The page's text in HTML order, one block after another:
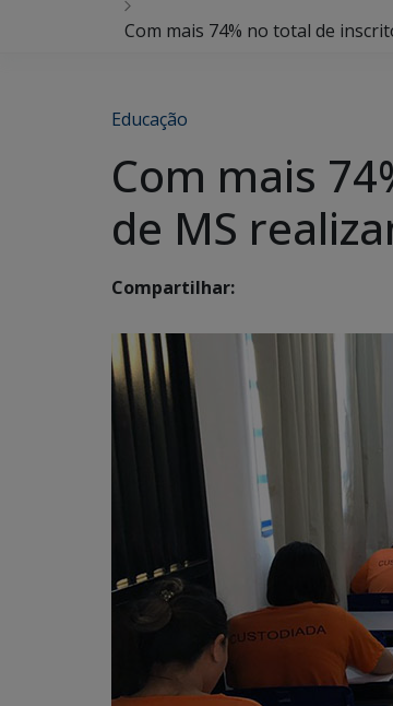
Com mais 74% no total de
Educação
Com mais
de MS
Compartilhar: